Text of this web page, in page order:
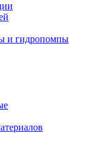
и гидропомпы